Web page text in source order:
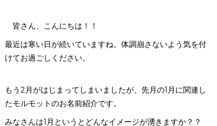
皆さん、こんにちは！！
最近は寒い日が続いていますね。体調崩さないよう気を付
けてお過ごしください。
もう2月がはじまってしまいましたが、先月の1月に関連し
たモルモットのお名前紹介です。
みなさんは1 月というとどんなイメージが湧きますか？？